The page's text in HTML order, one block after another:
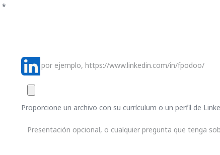
*
Proporcione un archivo con su currículum o un perfil de